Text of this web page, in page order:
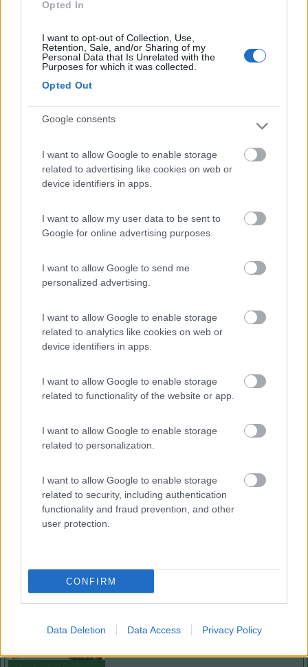
Opted In
I want to opt-out of Collection, Use,
Retention, Sale, and/or Sharing of my
Personal Data that Is Unrelated with the
Purposes for which it was collected.
Opted Out
Google consents
I want to allow Google to enable storage
related to advertising like cookies on web or
device identifiers in apps.
I want to allow my user data to be sent to
Google for online advertising purposes.
I want to allow Google to send me
personalized advertising.
I want to allow Google to enable storage
related to analytics like cookies on web or
device identifiers in apps.
I want to allow Google to enable storage
related to functionality of the website or app.
I want to allow Google to enable storage
related to personalization.
I want to allow Google to enable storage
related to security, including authentication
functionality and fraud prevention, and other
user protection.
CONFIRM
Data Deletion Data Access Privacy Policy
mauro gava
Accoglienza Caratteristiche
Dobbo 04/01/2014 19:40
Accessibilità
bicia78
Accessibilità
Segnalati nei dintorni
8.1 Area parcheggio Parco Termale del Garda
Area di sosta
7.2 Camping Amici di Lazise
Lazise(VR)
Campeggio